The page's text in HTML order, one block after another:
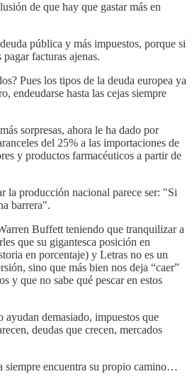
de que hay que gastar más en
pública y más impuestos, porque si
facturas ajenas.
Pues los tipos de la deuda europea ya
endeudarse hasta las cejas siempre
sorpresas, ahora le ha dado por
del 25% a las importaciones de
y productos farmacéuticos a partir de
la producción nacional parece ser: "Si
barrera".
Buffett teniendo que tranquilizar a
que su gigantesca posición en
en porcentaje) y Letras no es un
sino que más bien nos deja “caer”
y que no sabe qué pescar en estos
ayudan demasiado, impuestos que
deudas que crecen, mercados
siempre encuentra su propio camino…